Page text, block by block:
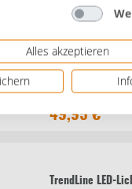
Krinner
Line Comfort
12 cm
49,95 €
TrendLine LED-
Alles akzeptieren